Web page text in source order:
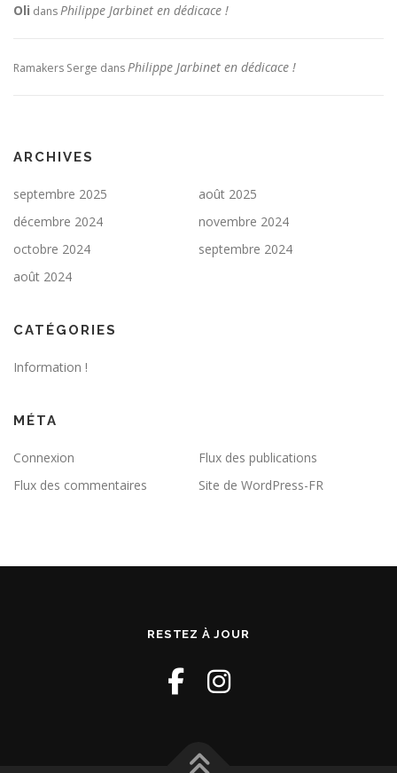
Oli dans Philippe Jarbinet en dédicace !
Ramakers Serge dans Philippe Jarbinet en dédicace !
ARCHIVES
septembre 2025
août 2025
décembre 2024
novembre 2024
octobre 2024
septembre 2024
août 2024
CATÉGORIES
Information !
MÉTA
Connexion
Flux des publications
Flux des commentaires
Site de WordPress-FR
RESTEZ À JOUR